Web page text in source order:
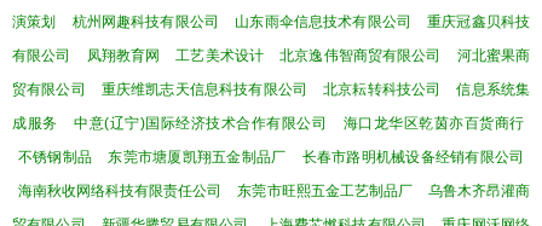
演策划
杭州网趣科技有限公司 山东雨伞信息技术有限公司
重庆冠鑫贝科技
有限公司
凤翔教育网 工艺美术设计 北京逸伟智商贸有限公司
河北蜜果商
贸有限公司
重庆维凯志天信息科技有限公司 北京耘转科技公司
信息系统集
成服务
中意(辽宁)国际经济技术合作有限公司
海口龙华区乾茵亦百货商行
不锈钢制品
东莞市塘厦凯翔五金制品厂
长春市路明机械设备经销有限公司
海南秋收网络科技有限责任公司
东莞市旺熙五金工艺制品厂
乌鲁木齐昂灌商